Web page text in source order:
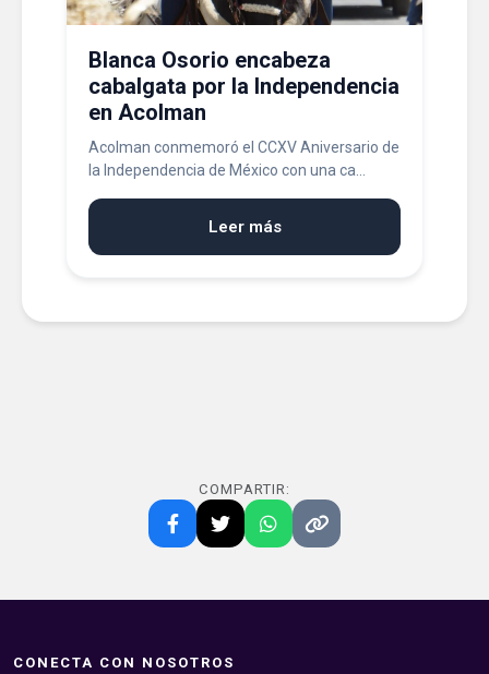
Blanca Osorio encabeza
cabalgata por la Independencia
en Acolman
Acolman conmemoró el CCXV Aniversario de
la Independencia de México con una ca...
Leer más
COMPARTIR:
CONECTA CON NOSOTROS